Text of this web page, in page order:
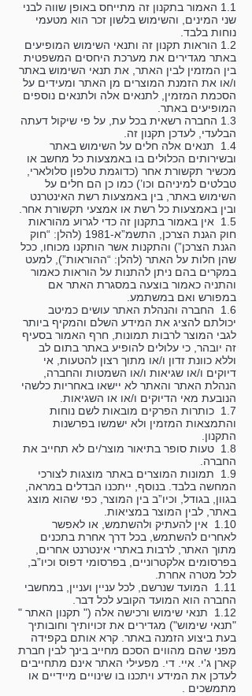
1.1 האמור בתקנון זה מתייחס באופן שווה לבני
שני המינים, והשימוש בלשון זכר הוא מטעמי
נוחות בלבד.
1.2 הוראות תקנון זה ותנאי השימוש המופיעים
באתר מגדירים את מערכת היחסים המשפטית
בין המזמין לבין האתר, את תנאי השימוש באתר
ו/או את הזמנת המוצרים מן האתר ומעידים על
הסכמת המזמין, לתנאים אלה ולתנאים נוספים
המופיעים באתר.
1.3 החברה רשאית בכל עת, על פי שיקול דעתה
הבלעדי, לעדכן תקנון זה.
1.4 תנאים אלה חלים על השימוש באתר
ובשירותים הכלולים בו באמצעות כל מחשב או
מכשיר תקשורת אחר (כדוגמת טלפון סלולארי,
טבלטים למיניהם וכו’) כמו כן הם חלים על
השימוש באתר, בין באמצעות רשת האינטרנט
ובין באמצעות כל רשת או אמצעי תקשורת אחר.
1.5 אין באמור בתקנון זה כדי לגרוע מהוראות
חוק הגנת הצרכן, התשמ”א-1981 (להלן: “חוק
הגנת הצרכן”) והתקנות אשר הותקנו מכוחו, ככל
שהן חלות על האתר (להלן: “ההוראות”), למעט
במקרים בהם ניתן להתנות על הוראות כאמור
והתניה כאמור בוצעה במסגרת האתר אם
במפורש ואם במשתמע.
1.6 החברה והנהלת האתר עושים כמיטב
יכולתם להציג את המידע השלם והמקיף ביותר
לגבי המוצר לרבות תמונות, חרף האמור בסעיף
זה יובהר, כי עלולים להופיע באתר בתום לב
וללא כוונת זדון ו/או מתוך רצון להטעות, אי
דיוקים ו/או שגיאות ו/או השמטות והחברה,
הנהלת האתר והאתר לא יישאו באחריות כלשהי
הנובעת מאי הדיוקים ו/או או השגיאות.
1.7 כותרות הפרקים מובאות לשם נוחות
והתמצאות המזמין ולא ישמשו בפרשנות
התקנון.
1.8 טעות סופר בתיאור מוצר/ים לא תחייב את
החברה.
1.9 תמונות המוצרים באתר מוצגות לצורכי
המחשה בלבד. בנוסף, ייתכנו הבדלים במראה,
בגוון, בגודל, וכיו”ב בין המוצר, כפי שהוא מוצג
באתר, לבין המוצר במציאות.
1.10 אין להעתיק ולהשתמש, או לאפשר
לאחרים להשתמש, בכל דרך אחרת בתכנים
מתוך האתר, לרבות באתרי אינטרנט אחרים,
בפרסומים אלקטרוניים, בפרסומי דפוס וכיו”ב,
לכל מטרה אחרת.
1.11 המועד שנרשם, לכל עניין ועניין, במחשבי
החברה הוא המועד הקובע לכל דבר.
1.12 תנאי שימוש ורכישה אלה (" תקנון האתר "
"תנאי שימוש") מגדירים את זכויותיך וחובותיך
בעת ביצוע הזמנה באתר. קרא אותם בקפידה
מפני שהם מהווים הסכם מחייב בינך לבין חברת
קארן ג'י. איי. די. מפעילי האתר אינם מתחייבים
לעדכן את המידע ויתכנו בו שינויים מיידיים או
מתמשכים .